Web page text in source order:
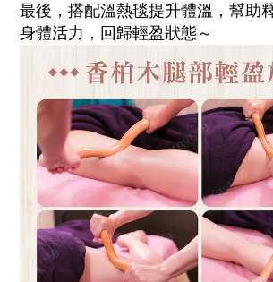
最後，搭配溫熱毯提升體溫，幫助
身體活力，回歸輕盈狀態～